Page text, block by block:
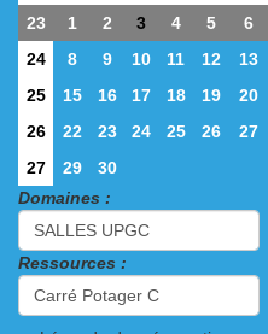
23
1 2 3 4 5 6
24
8 9 10 11 12 13
25
15 16 17 18 19 20
26
22 23 24 25 26 27
27
29
30
Domaines :
Ressources :